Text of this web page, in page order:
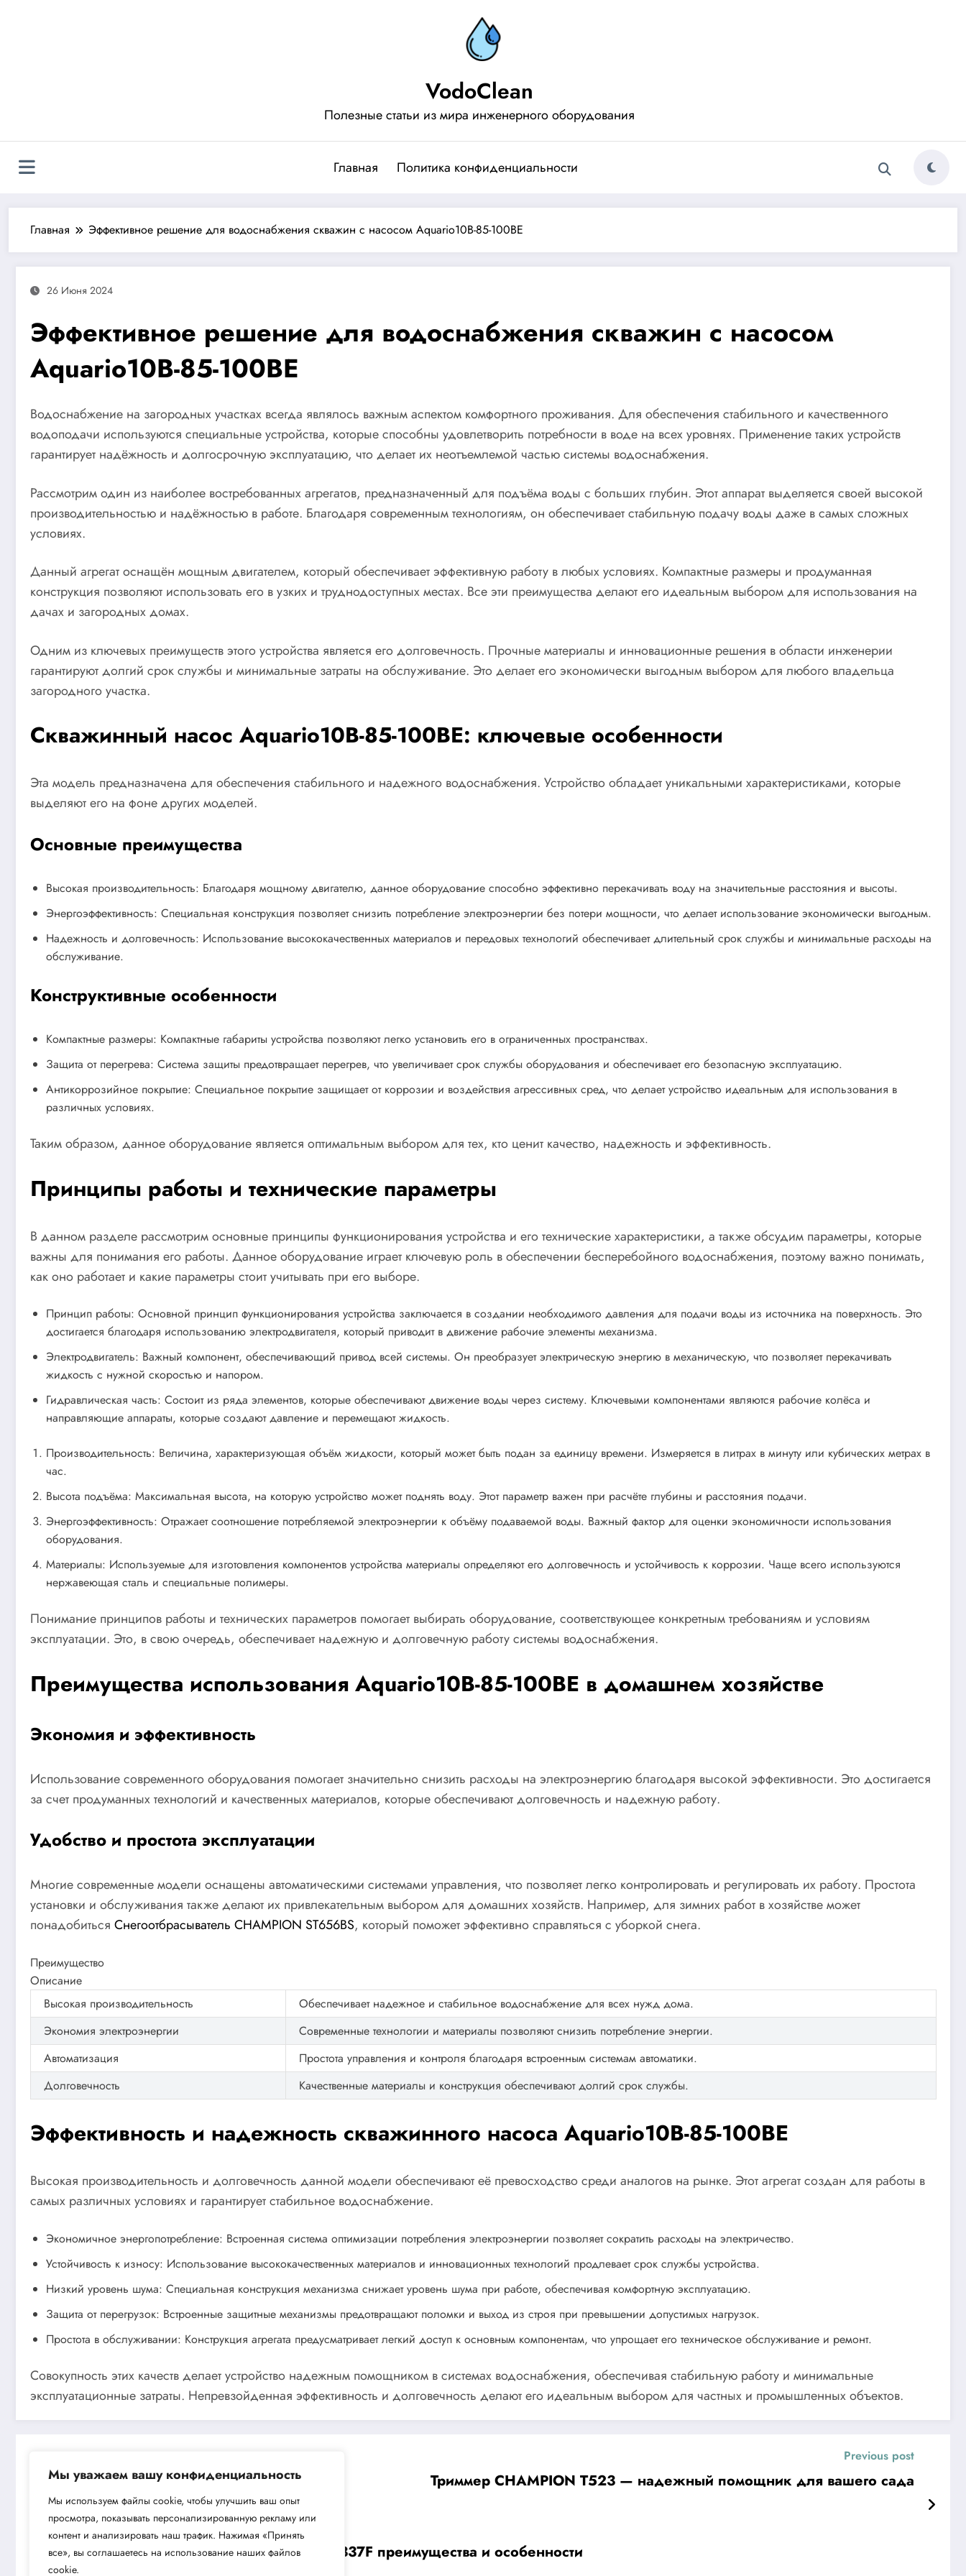
Мы уважаем вашу конфиденциальность
Мы используем файлы cookie, чтобы улучшить ваш опыт
просмотра, показывать персонализированную рекламу или
контент и анализировать наш трафик. Нажимая «Принять
все», вы соглашаетесь на использование наших файлов
cookie.
VodoClean
Полезные статьи из мира инженерного оборудования
Главная Политика конфиденциальности
Главная Эффективное решение для водоснабжения скважин с насосом Aquario10B-85-100BE
26 Июня 2024
Эффективное решение для водоснабжения скважин с насосом
Aquario10B-85-100BE
Водоснабжение на загородных участках всегда являлось важным аспектом комфортного проживания. Для обеспечения стабильного и качественного
водоподачи используются специальные устройства, которые способны удовлетворить потребности в воде на всех уровнях. Применение таких устройств
гарантирует надёжность и долгосрочную эксплуатацию, что делает их неотъемлемой частью системы водоснабжения.
Рассмотрим один из наиболее востребованных агрегатов, предназначенный для подъёма воды с больших глубин. Этот аппарат выделяется своей высокой
производительностью и надёжностью в работе. Благодаря современным технологиям, он обеспечивает стабильную подачу воды даже в самых сложных
условиях.
Данный агрегат оснащён мощным двигателем, который обеспечивает эффективную работу в любых условиях. Компактные размеры и продуманная
конструкция позволяют использовать его в узких и труднодоступных местах. Все эти преимущества делают его идеальным выбором для использования на
дачах и загородных домах.
Одним из ключевых преимуществ этого устройства является его долговечность. Прочные материалы и инновационные решения в области инженерии
гарантируют долгий срок службы и минимальные затраты на обслуживание. Это делает его экономически выгодным выбором для любого владельца
загородного участка.
Скважинный насос Aquario10B-85-100BE: ключевые особенности
Эта модель предназначена для обеспечения стабильного и надежного водоснабжения. Устройство обладает уникальными характеристиками, которые
выделяют его на фоне других моделей.
Основные преимущества
Высокая производительность: Благодаря мощному двигателю, данное оборудование способно эффективно перекачивать воду на значительные расстояния и высоты.
Энергоэффективность: Специальная конструкция позволяет снизить потребление электроэнергии без потери мощности, что делает использование экономически выгодным.
Надежность и долговечность: Использование высококачественных материалов и передовых технологий обеспечивает длительный срок службы и минимальные расходы на
обслуживание.
Конструктивные особенности
Компактные размеры: Компактные габариты устройства позволяют легко установить его в ограниченных пространствах.
Защита от перегрева: Система защиты предотвращает перегрев, что увеличивает срок службы оборудования и обеспечивает его безопасную эксплуатацию.
Антикоррозийное покрытие: Специальное покрытие защищает от коррозии и воздействия агрессивных сред, что делает устройство идеальным для использования в
различных условиях.
Таким образом, данное оборудование является оптимальным выбором для тех, кто ценит качество, надежность и эффективность.
Принципы работы и технические параметры
В данном разделе рассмотрим основные принципы функционирования устройства и его технические характеристики, а также обсудим параметры, которые
важны для понимания его работы. Данное оборудование играет ключевую роль в обеспечении бесперебойного водоснабжения, поэтому важно понимать,
как оно работает и какие параметры стоит учитывать при его выборе.
Принцип работы: Основной принцип функционирования устройства заключается в создании необходимого давления для подачи воды из источника на поверхность. Это
достигается благодаря использованию электродвигателя, который приводит в движение рабочие элементы механизма.
Электродвигатель: Важный компонент, обеспечивающий привод всей системы. Он преобразует электрическую энергию в механическую, что позволяет перекачивать
жидкость с нужной скоростью и напором.
Гидравлическая часть: Состоит из ряда элементов, которые обеспечивают движение воды через систему. Ключевыми компонентами являются рабочие колёса и
направляющие аппараты, которые создают давление и перемещают жидкость.
Производительность: Величина, характеризующая объём жидкости, который может быть подан за единицу времени. Измеряется в литрах в минуту или кубических метрах в
час.
Высота подъёма: Максимальная высота, на которую устройство может поднять воду. Этот параметр важен при расчёте глубины и расстояния подачи.
Энергоэффективность: Отражает соотношение потребляемой электроэнергии к объёму подаваемой воды. Важный фактор для оценки экономичности использования
оборудования.
Материалы: Используемые для изготовления компонентов устройства материалы определяют его долговечность и устойчивость к коррозии. Чаще всего используются
нержавеющая сталь и специальные полимеры.
Понимание принципов работы и технических параметров помогает выбирать оборудование, соответствующее конкретным требованиям и условиям
эксплуатации. Это, в свою очередь, обеспечивает надежную и долговечную работу системы водоснабжения.
Преимущества использования Aquario10B-85-100BE в домашнем хозяйстве
Экономия и эффективность
Использование современного оборудования помогает значительно снизить расходы на электроэнергию благодаря высокой эффективности. Это достигается
за счет продуманных технологий и качественных материалов, которые обеспечивают долговечность и надежную работу.
Удобство и простота эксплуатации
Многие современные модели оснащены автоматическими системами управления, что позволяет легко контролировать и регулировать их работу. Простота
установки и обслуживания также делают их привлекательным выбором для домашних хозяйств. Например, для зимних работ в хозяйстве может
понадобиться Снегоотбрасыватель CHAMPION ST656BS, который поможет эффективно справляться с уборкой снега.
Преимущество
Описание
Высокая производительность
Обеспечивает надежное и стабильное водоснабжение для всех нужд дома.
Экономия электроэнергии
Современные технологии и материалы позволяют снизить потребление энергии.
Автоматизация
Простота управления и контроля благодаря встроенным системам автоматики.
Долговечность
Качественные материалы и конструкция обеспечивают долгий срок службы.
Эффективность и надежность скважинного насоса Aquario10B-85-100BE
Высокая производительность и долговечность данной модели обеспечивают её превосходство среди аналогов на рынке. Этот агрегат создан для работы в
самых различных условиях и гарантирует стабильное водоснабжение.
Экономичное энергопотребление: Встроенная система оптимизации потребления электроэнергии позволяет сократить расходы на электричество.
Устойчивость к износу: Использование высококачественных материалов и инновационных технологий продлевает срок службы устройства.
Низкий уровень шума: Специальная конструкция механизма снижает уровень шума при работе, обеспечивая комфортную эксплуатацию.
Защита от перегрузок: Встроенные защитные механизмы предотвращают поломки и выход из строя при превышении допустимых нагрузок.
Простота в обслуживании: Конструкция агрегата предусматривает легкий доступ к основным компонентам, что упрощает его техническое обслуживание и ремонт.
Совокупность этих качеств делает устройство надежным помощником в системах водоснабжения, обеспечивая стабильную работу и минимальные
эксплуатационные затраты. Непревзойденная эффективность и долговечность делают его идеальным выбором для частных и промышленных объектов.
Previous post
Триммер CHAMPION Т523 — надежный помощник для вашего сада
Next post
Виброплита бензиновая CHAMPION PC6337F преимущества и особенности